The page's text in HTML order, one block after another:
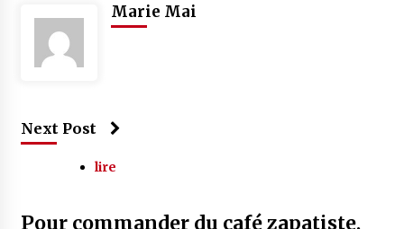
Marie Mai
Next Post
lire
Pour commander du café zapatiste,